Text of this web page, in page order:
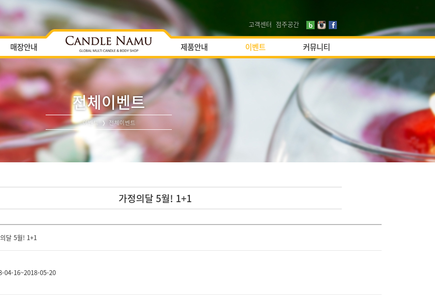
고객센터 점주공간
매장안내 제품안내 이벤트 커뮤니티
전체이벤트
이벤트 전체이벤트
가정의달 5월! 1+1
달 5월! 1+1
04-16~2018-05-20